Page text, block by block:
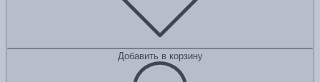
Добавить в корзину